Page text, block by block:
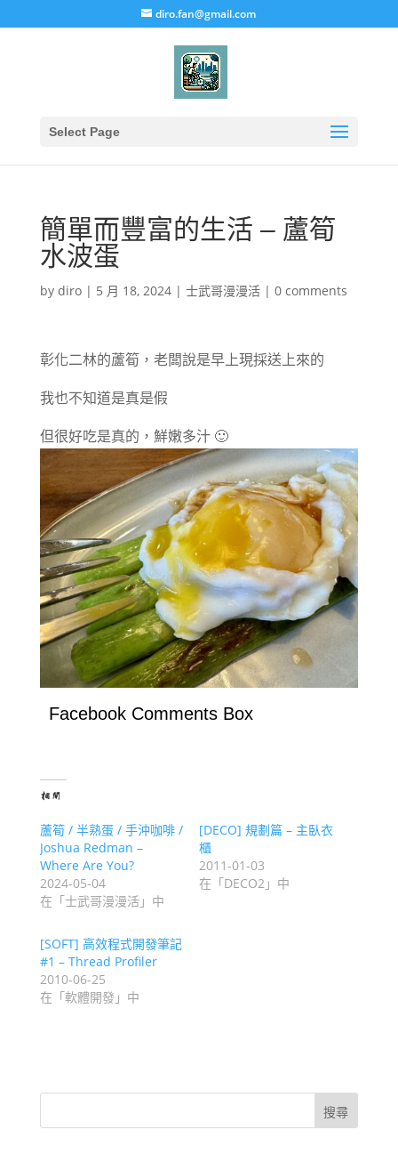
diro.fan@gmail.com
Select Page
簡單而豐富的生活 – 蘆筍
水波蛋
by diro| 5 月 18, 2024| 士武哥漫漫活| 0 comments
彰化二林的蘆筍，老闆說是早上現採送上來的
我也不知道是真是假
但很好吃是真的，鮮嫩多汁 🙂
Facebook Comments Box
相關
蘆筍 / 半熟蛋 / 手沖咖啡 /
Joshua Redman –
Where Are You?
2024-05-04
在「士武哥漫漫活」中
[DECO] 規劃篇 – 主臥衣
櫃
2011-01-03
在「DECO2」中
[SOFT] 高效程式開發筆記
#1 – Thread Profiler
2010-06-25
在「軟體開發」中